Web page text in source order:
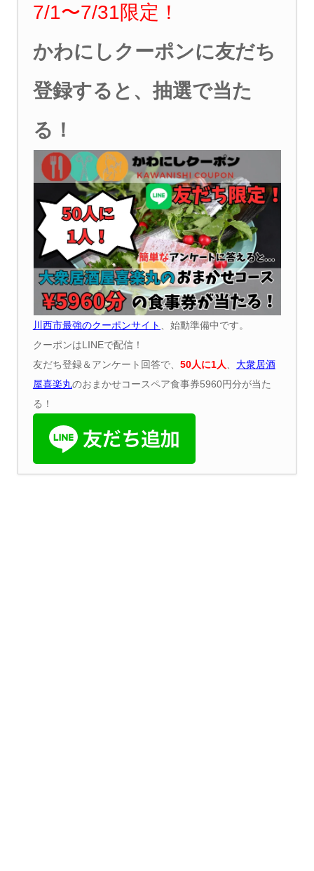
7/1〜7/31限定！
かわにしクーポンに友だち
登録すると、抽選で当た
る！
川西市最強のクーポンサイト
、始動準備中です。
クーポンはLINEで配信！
友だち登録＆アンケート回答で、 50人に1人
大衆居酒
屋喜楽丸のおまかせコースペア食事券5960円分が当た
る！